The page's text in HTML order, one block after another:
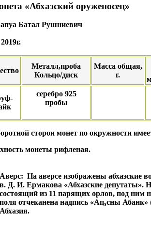
«Абхазский оруженосец»
Батал Рушниевич
Металл,проба
Кольцо/диск
Масса общая,
г.
серебро 925
пробы
сторон монет по окружности
монеты рифленая.
Аверс: На аверсе изображены абхазские
в. Д. И. Ермакова «Абхазские депутаты».
состоящий из 11 парящих орлов, под ним
поля отчеканена надпись «Аҧсны Абанк»
Абхазия.